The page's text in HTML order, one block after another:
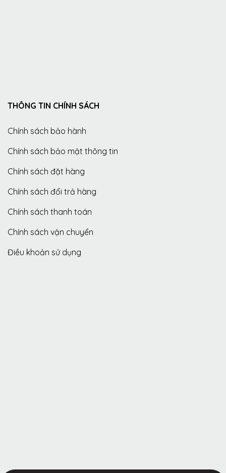
THÔNG TIN CHÍNH SÁCH
Chính sách bảo hành
Chính sách bảo mật thông tin
Chính sách đặt hàng
Chính sách đổi trả hàng
Chính sách thanh toán
Chính sách vận chuyển
Điều khoản sử dụng